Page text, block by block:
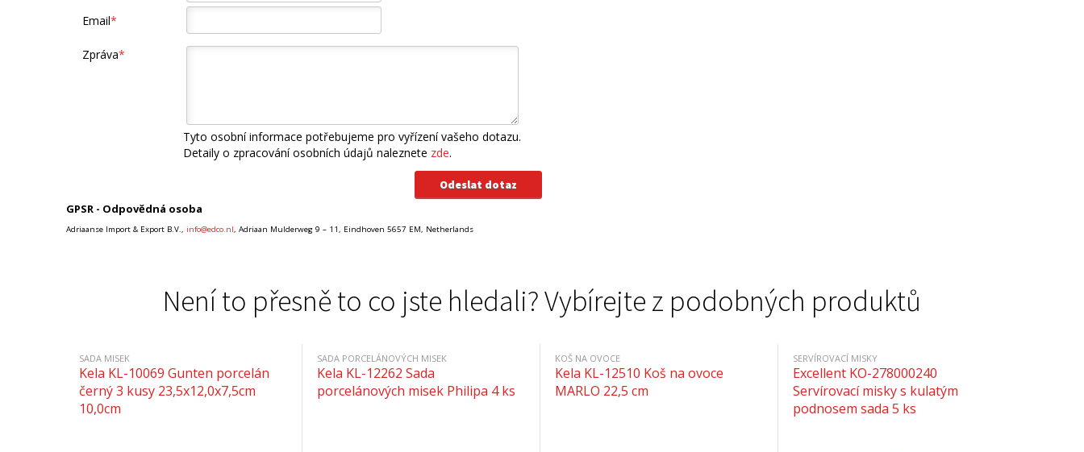
Email*
Zpráva*
Tyto osobní informace potřebujeme pro vyřízení vašeho dotazu.
Detaily o zpracování osobních údajů naleznete zde.
GPSR - Odpovědná osoba
Adriaanse Import & Export B.V., info@edco.nl, Adriaan Mulderweg 9 – 11, Eindhoven 5657 EM, Netherlands
Není to přesně to co jste hledali? Vybírejte z podobných produktů
SADA MISEK
Kela KL-10069 Gunten porcelán
černý 3 kusy 23,5x12,0x7,5cm
10,0cm
SADA PORCELÁNOVÝCH MISEK
Kela KL-12262 Sada
porcelánových misek Philipa 4 ks
KOŠ NA OVOCE
Kela KL-12510 Koš na ovoce
MARLO 22,5 cm
SERVÍROVACÍ MISKY
Excellent KO-278000240
Servírovací misky s kulatým
podnosem sada 5 ks